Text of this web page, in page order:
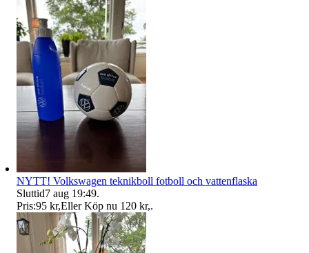
NYTT! Volkswagen teknikboll fotboll och vattenflaska
Sluttid7 aug 19:49.
Pris:95 kr,Eller Köp nu 120 kr,.